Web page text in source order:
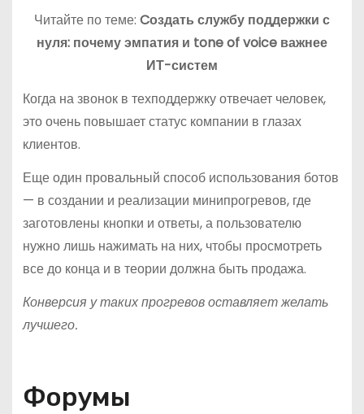
Читайте по теме: Cоздать службу поддержки с
нуля: почему эмпатия и tone of voice важнее
ИТ-систем
Когда на звонок в техподдержку отвечает человек,
это очень повышает статус компании в глазах
клиентов.
Еще один провальный способ использования ботов
— в создании и реализации минипрогревов, где
заготовлены кнопки и ответы, а пользователю
нужно лишь нажимать на них, чтобы просмотреть
все до конца и в теории должна быть продажа.
Конверсия у таких прогревов оставляет желать
лучшего.
Форумы